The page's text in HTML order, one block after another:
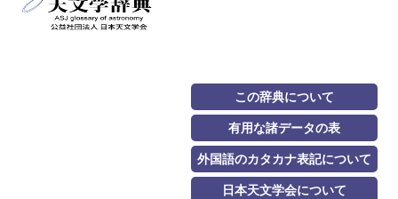
この辞典について
有用な諸データの表
外国語のカタカナ表記について
日本天文学会について